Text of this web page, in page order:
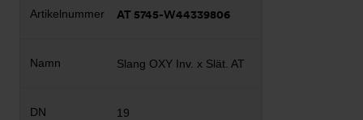
AT 5745-W44339806
Slang OXY Inv. x Slät. AT
19